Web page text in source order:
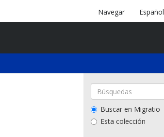
Navegar Español
Buscar en Migratio
Esta colección